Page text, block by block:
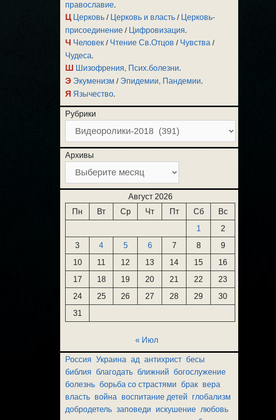
православие.
Ц Церковь / Церковь и власть / Церковь-
присоединение / Цифровизация.
Ч Человек / Чтение Св.Отцов / Чувства /
Чудеса.
Ш Шизофрения, Псих.болезни.
Э Экуменизм / Эпидемии, Пандемии.
Я Язычество.
Рубрики
Архивы
Август 2026
Пн
Вт Ср Чт Пт Сб
Вс
1
2
3
4 5 6 7 8
9
10
11 12 13 14 15
16
17
18 19 20 21 22
23
24
25 26 27 28 29
30
31
« Июл
Россия Украина ад антихрист бесы
библия
благодать ближний
богослужение
болезнь борьба со страстями брак вера
власть война воспитание детей
глобализм
добродетель заповеди искушение любовь